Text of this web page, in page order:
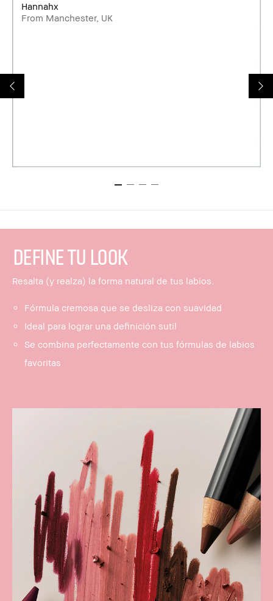
Hannahx
From Manchester, UK
DEFINE TU LOOK
Resalta (y realza) la forma natural de tus labios.
Fórmula cremosa que se desliza con suavidad
Ideal para lograr una definición sutil
Se combina perfectamente con tus fórmulas de labios
favoritas